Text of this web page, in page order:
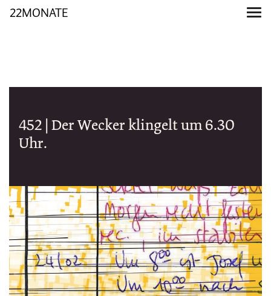
22MONATE
452 | Der Wecker klingelt um 6.30
Uhr.